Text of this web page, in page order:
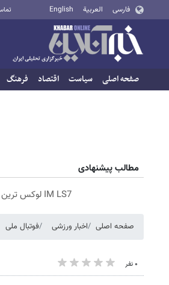
فارسی العربية English
صفحه اصلی سیاست اقتصاد فرهنگ
مطالب پیشنهادی
IM LS7 لوکس ترین شاسی بلند برقی ایران
صفحه اصلی اخبار ورزشی فوتبال ملی
۰ نفر